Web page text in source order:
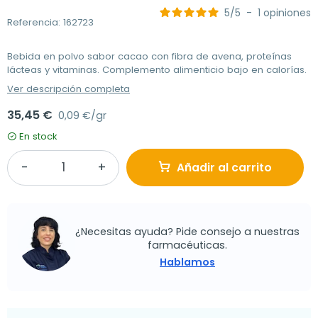
Referencia: 162723
5/5 - 1 opiniones
Bebida en polvo sabor cacao con fibra de avena, proteínas
lácteas y vitaminas. Complemento alimenticio bajo en calorías.
Ver descripción completa
35,45 € 0,09 €/gr
En stock
Añadir al carrito
¿Necesitas ayuda? Pide consejo a nuestras
farmacéuticas.
Hablamos